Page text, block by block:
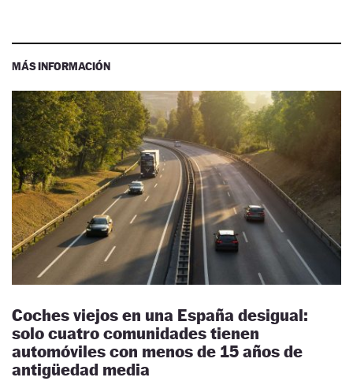
MÁS INFORMACIÓN
Coches viejos en una España desigual:
solo cuatro comunidades tienen
automóviles con menos de 15 años de
antigüedad media